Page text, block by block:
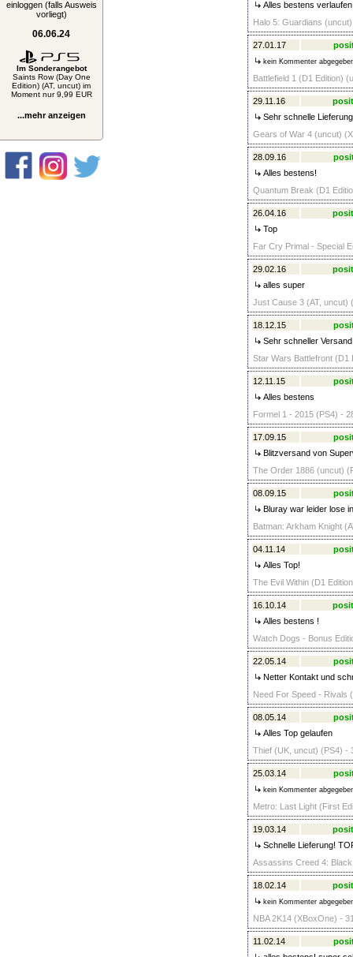
einloggen (falls Ausweis
vorliegt)
06.06.24
Im Sonderangebot
Saints Row (Day One
Edition) (AT, uncut) im
Moment nur 9,99 EUR
...mehr anzeigen
Alles bestens
Halo 5: Guardians
27.01.17
kein Kommenter
Battlefield 1 (D1 Edition)
29.11.16
Sehr schnelle
Gears of War 4 (uncut)
28.09.16
Alles bestens!
Quantum Break (D1
26.04.16
Top
Far Cry Primal - Special
29.02.16
alles super
Just Cause 3 (AT, uncut)
18.12.15
Sehr schneller
Star Wars Battlefront (D1
12.11.15
Alles bestens
Formel 1 - 2015 (PS4) -
17.09.15
Blitzversand von
The Order 1886 (uncut)
08.09.15
Bluray war leider lose
Batman: Arkham Knight
04.11.14
Alles Top!
The Evil Within (D1
16.10.14
Alles bestens !
Watch Dogs - Bonus
22.05.14
Netter Kontakt und
Need For Speed - Rivals
08.05.14
Alles Top gelaufen
Thief (UK, uncut) (PS4) -
25.03.14
kein Kommenter
Metro: Last Light (First
19.03.14
Schnelle Lieferung!
Assassins Creed 4:
18.02.14
kein Kommenter
NBA 2K14 (XBoxOne) -
11.02.14